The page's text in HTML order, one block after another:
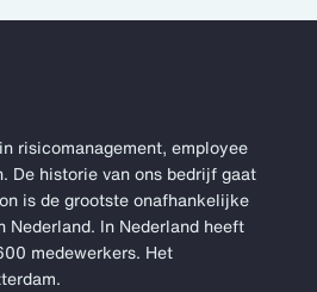
risicomanagement, employee
De historie van ons bedrijf gaat
is de grootste onafhankelijke
Nederland. In Nederland heeft
medewerkers. Het